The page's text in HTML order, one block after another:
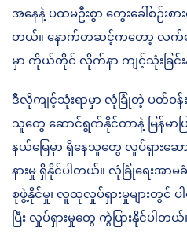
အနေနဲ့ ပထမဦးစွာ တွေးခေါ်စဉ်း
တယ်။ နောက်တဆင့်ကတော့ လက်တွ
မှာ ကိုယ်တိုင် လိုက်နာ ကျင့်သုံးခြင်း
ဒီလိုကျင့်သုံးရာမှာ လုံခြုံတဲ့ ပတ်ဝ
သူတွေ ဆောင်ရွက်နိုင်တာနဲ့ မြန်မာ
နယ်မြေမှာ ရှိနေသူတွေ လှုပ်ရှားဆော
နားမှု ရှိနိုင်ပါတယ်။ လုံခြုံရေးအာ
စုဖွဲ့နိုင်မှု၊ လူထုလှုပ်ရှားမှုများတွင်
ပြီး လှုပ်ရှားမှုတွေ ကွဲပြားနိုင်ပါတယ်